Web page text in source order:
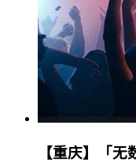
【重庆】「